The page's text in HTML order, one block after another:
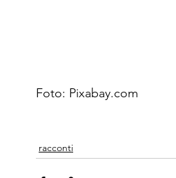
Foto: Pixabay.com
racconti